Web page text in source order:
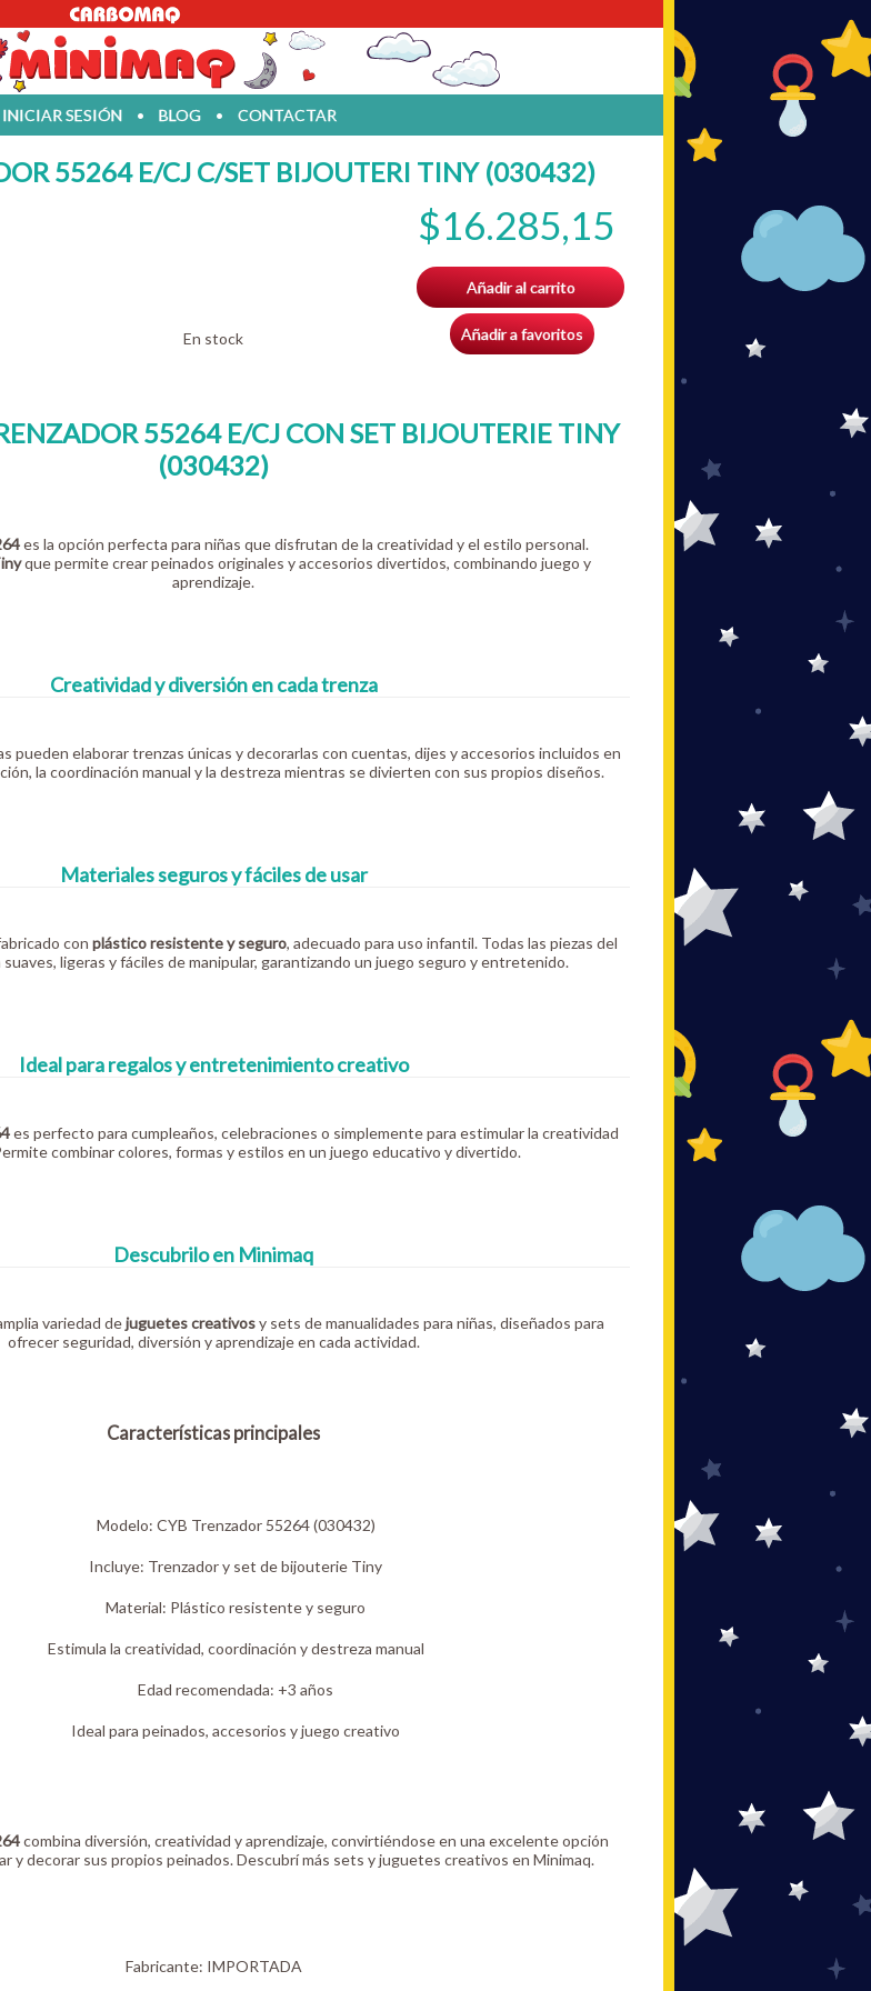
INICIAR SESIÓN • BLOG • CONTACTAR
55264 E/CJ C/SET BIJOUTERI TINY (030432)
$16.285,15
Añadir al carrito
Añadir a favoritos
En stock
55264 E/CJ CON SET BIJOUTERIE TINY
(030432)
es la opción perfecta para niñas que disfrutan de la creatividad y el estilo personal.
que permite crear peinados originales y accesorios divertidos, combinando juego y
aprendizaje.
Creatividad y diversión en cada trenza
pueden elaborar trenzas únicas y decorarlas con cuentas, dijes y accesorios incluidos en
la coordinación manual y la destreza mientras se divierten con sus propios diseños.
Materiales seguros y fáciles de usar
con plástico resistente y seguro, adecuado para uso infantil. Todas las piezas del
ligeras y fáciles de manipular, garantizando un juego seguro y entretenido.
Ideal para regalos y entretenimiento creativo
es perfecto para cumpleaños, celebraciones o simplemente para estimular la creatividad
combinar colores, formas y estilos en un juego educativo y divertido.
Descubrilo en Minimaq
variedad dejuguetes creativosy sets de manualidades para niñas, diseñados para
ofrecer seguridad, diversión y aprendizaje en cada actividad.
Características principales
Modelo: CYB Trenzador 55264 (030432)
Incluye: Trenzador y set de bijouterie Tiny
Material: Plástico resistente y seguro
Estimula la creatividad, coordinación y destreza manual
Edad recomendada: +3 años
Ideal para peinados, accesorios y juego creativo
combina diversión, creatividad y aprendizaje, convirtiéndose en una excelente opción
y decorar sus propios peinados. Descubrí más sets y juguetes creativos en Minimaq.
Fabricante: IMPORTADA